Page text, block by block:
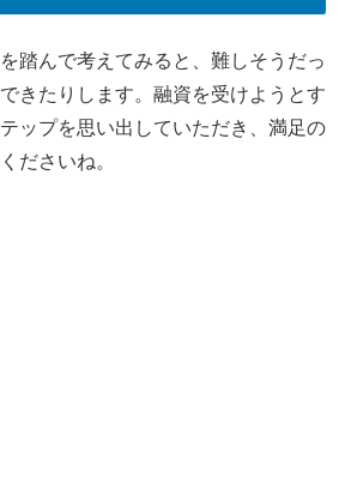
踏んで考えてみると、難しそうだっ
きたりします。融資を受けようとす
ップを思い出していただき、満足の
ださいね。